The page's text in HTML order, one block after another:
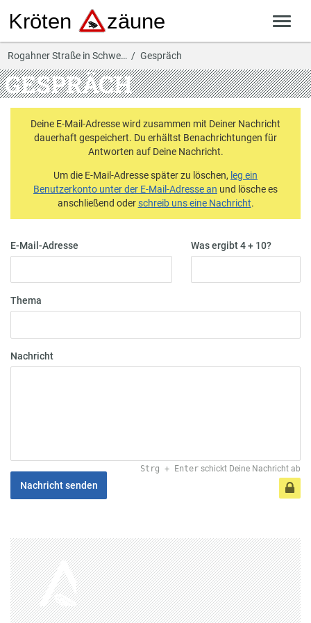
Rogahner Straße in Schwe… Gespräch
GESPRÄCH
Deine E-Mail-Adresse wird zusammen mit Deiner Nachricht
dauerhaft gespeichert. Du erhältst Benachrichtungen für
Antworten auf Deine Nachricht.
Um die E-Mail-Adresse später zu löschen, leg ein
Benutzerkonto unter der E-Mail-Adresse an und lösche es
anschließend oderschreib uns eine Nachricht.
E-Mail-Adresse Was ergibt 4 + 10?
Thema
Nachricht
Strg + Enter schickt Deine Nachricht ab
Nachricht senden